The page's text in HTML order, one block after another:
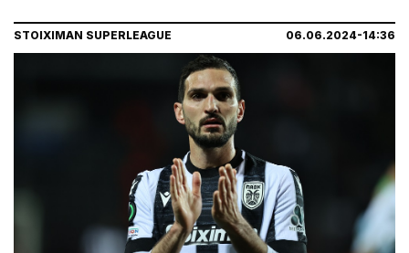
STOIXIMAN SUPERLEAGUE 06.06.2024-14:36